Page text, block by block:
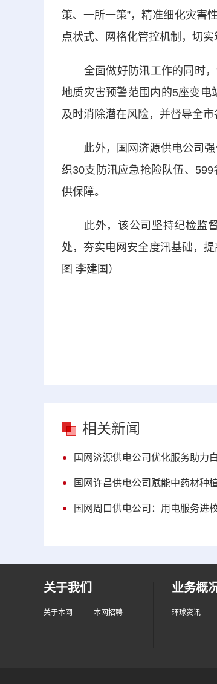
策、一所一策”，精准细化灾害
点状式、网格化管控机制，切实
全面做好防汛工作的同时，
地质灾害预警范围内的5座变电
及时消除潜在风险，并督导全
此外，国网济源供电公司强
织30支防汛应急抢险队伍、
供保障。
此外，该公司坚持纪检监督
处，夯实电网安全度汛基础，
图 李建国）
相关新闻
国网济源供电公司优化服务助力
国网许昌供电公司赋能中药材种
国网周口供电公司：用电服务进
关于我们
关于本网 本网招聘
业务概
环球资讯